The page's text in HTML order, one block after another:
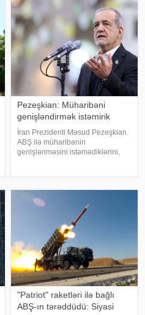
Pezeşkian: Müharibəni
genişləndirmək istəmirik
İran Prezidenti Məsud Pezeşkian
ABŞ ilə müharibənin
genişlənməsini istəmədiklərini,
edəcəklərini bildirib. xarici KİV-ə
istinadə
"Patriot" raketləri ilə bağlı
ABŞ-ın tərəddüdü: Siyasi